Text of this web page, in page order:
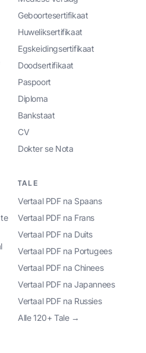
Geboortesertifikaat
Huweliksertifikaat
Egskeidingsertifikaat
Doodsertifikaat
Paspoort
Diploma
Bankstaat
CV
Dokter se Nota
TALE
Vertaal PDF na Spaans
Vertaal PDF na Frans
Vertaal PDF na Duits
Vertaal PDF na Portugees
Vertaal PDF na Chinees
Vertaal PDF na Japannees
Vertaal PDF na Russies
Alle 120+ Tale →